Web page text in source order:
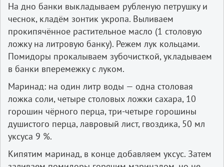
На дно банки выкладываем рубленую петрушку и
чеснок, кладём зонтик укропа. Выливаем
прокипячённое растительное масло (1 столовую
ложку на литровую банку). Режем лук кольцами.
Помидоры прокалываем зубочисткой, укладываем
в банки вперемежку с луком.
Маринад: на один литр воды — одна столовая
ложка соли, четыре столовых ложки сахара, 10
горошин чёрного перца, три-четыре горошины
душистого перца, лавровый лист, гвоздика, 50 мл
уксуса 9 %.
Кипятим маринад, в конце добавляем уксус. Затем